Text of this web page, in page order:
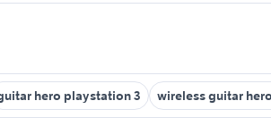
hero playstation 3 wireless guitar